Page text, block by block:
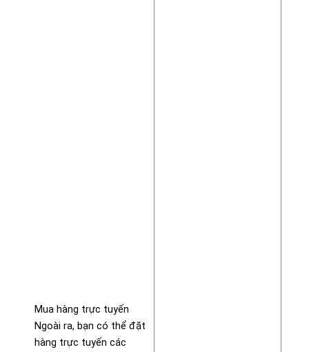
Mua hàng trực tuyến
Ngoài ra, bạn có thể đặt
hàng trực tuyến các